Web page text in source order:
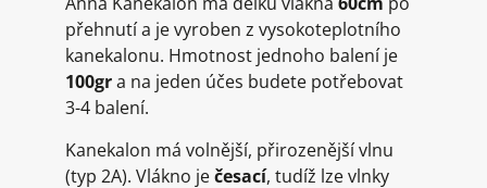
přehnutí a je vyroben z vysokoteplotního
kanekalonu. Hmotnost jednoho balení je
100gra na jeden účes budete potřebovat
3-4 balení.
Kanekalon má volnější, přirozenější vlnu
(typ 2A). Vlákno ječesací, tudíž lze vlnky